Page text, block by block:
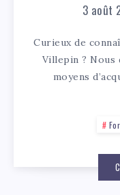
3 août
Curieux de
Villepin ? Nous
moyens